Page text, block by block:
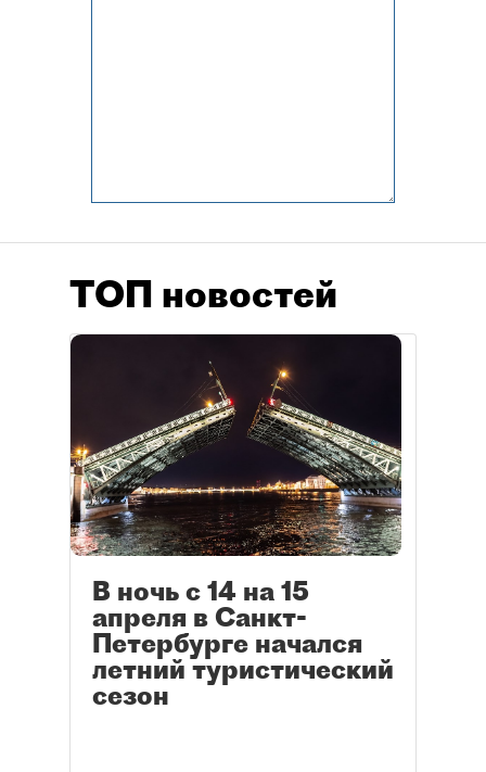
ТОП новостей
В ночь с 14 на 15
апреля в Санкт-
Петербурге начался
летний туристический
сезон